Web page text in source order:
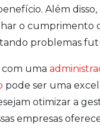
Além
o cumprimento
problemas
uma
pode ser uma
otimizar a
empresas